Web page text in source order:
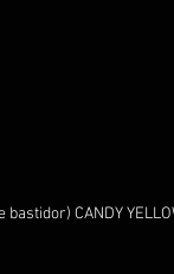
CANDY